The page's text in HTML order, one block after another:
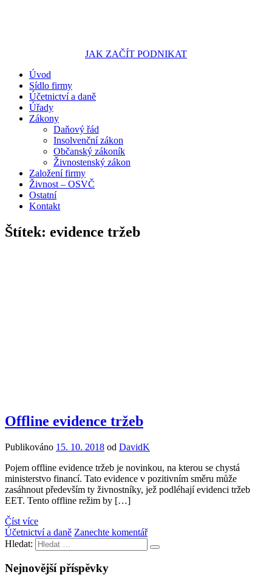
JAK ZAČÍT PODNIKAT
Portál pro podnikatele
Úvod
Sídlo firmy
Účetnictví a daně
Úřady
Zákony
Daňový řád
Insolvenční zákon
Občanský zákoník
Živnostenský zákon
Založení firmy
Živnost – OSVČ
Ostatní
Kontakt
Štítek: evidence tržeb
Offline evidence tržeb
Publikováno 15. 10. 2018 od DavidK
Pojem offline evidence tržeb je novinkou, na kterou se chystá
ministerstvo financí. Tato evidence v pozitivním směru může
zasáhnout především ty živnostníky, jež podléhají evidenci tržeb
EET. Tento offline režim by […]
Číst více
Účetnictví a daně Zanechte komentář
Hledat:
Nejnovější příspěvky